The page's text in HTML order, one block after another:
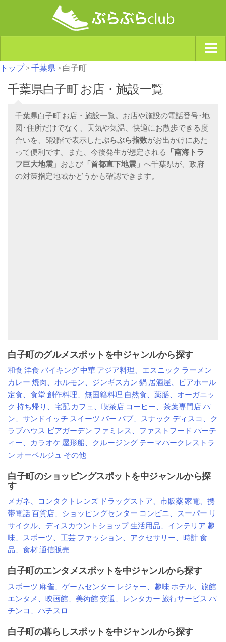
ジャンルから探す
天気・ぶらぶら指数
Synchro（シンクロ）
トップ >千葉県 > 白子町
千葉県白子町 お店・施設一覧
千葉県白子町 お店・施設一覧。お店や施設の電話番号･地
図･住所だけでなく、天気や気温、快適にお散歩できる度
合いを、5段階で表示したぶらぶら指数がお出かけにあた
って便利です。また、今後発生が想定される 「南海トラ
フ巨大地震」 および 「首都直下地震」 へ千葉県が、政府
の対策指定地域かどうかも確認できます。
白子町のグルメスポットを中ジャンルから探す
和食 洋食 バイキング中華 アジア料理、エスニック ラーメン
カレー 焼肉、ホルモン、ジンギスカン 鍋 居酒屋、ビアホール
定食、食堂創作料理、無国籍料理 自然食、薬膳、オーガニッ
ク 持ち帰り、宅配 カフェ、喫茶店 コーヒー、茶葉専門店パ
ン、サンドイッチ スイーツ バー パブ、スナック ディスコ、ク
ラブハウス ビアガーデン ファミレス、ファストフード パーテ
ィー、カラオケ 屋形船、クルージング テーマパークレストラ
ン オーベルジュ その他
白子町のショッピングスポットを中ジャンルから探
す
メガネ、コンタクトレンズ ドラッグストア、市販薬家電、携
帯電話百貨店、ショッピングセンター コンビニ、スーパー リ
サイクル、ディスカウントショップ生活用品、インテリア 趣
味、スポーツ、工芸 ファッション、アクセサリー、時計食
品、食材通信販売
白子町のエンタメスポットを中ジャンルから探す
スポーツ 麻雀、ゲームセンター レジャー、趣味ホテル、旅館
エンタメ、映画館、美術館交通、レンタカー 旅行サービス パ
チンコ、パチスロ
白子町の暮らしスポットを中ジャンルから探す